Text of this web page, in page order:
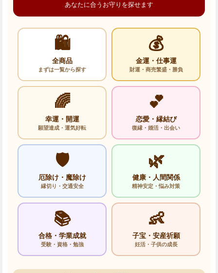
あなたに合うお守りを探せます
🛍️
全商品
まずは一覧から探す
💰
金運・仕事運
財運・商売繁盛・勝負
🌈
幸運・開運
願望達成・運気好転
💕
恋愛・縁結び
復縁・婚活・出会い
🛡️
厄除け・魔除け
縁切り・交通安全
🌿
健康・人間関係
精神安定・悩み対策
📚
合格・学業成就
受験・資格・勉強
👶
子宝・安産祈願
妊活・子供の成長